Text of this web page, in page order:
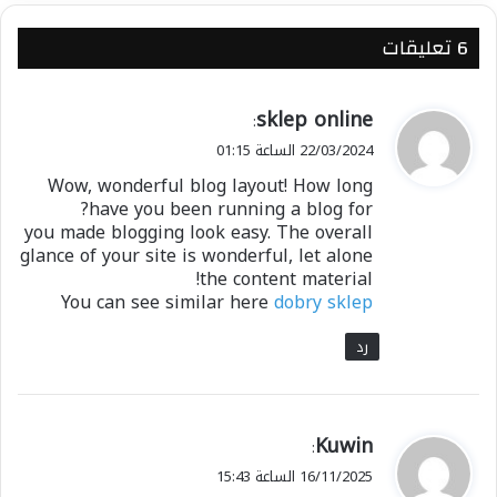
‫6 تعليقات
ي
ق
ل
sklep online
:
22/03/2024 الساعة 01:15
Wow, wonderful blog layout! How long
have you been running a blog for?
you made blogging look easy. The overall
glance of your site is wonderful, let alone
the content material!
You can see similar heredobry sklep
رد
ي
ق
Kuwin
:
16/11/2025 الساعة 15:43